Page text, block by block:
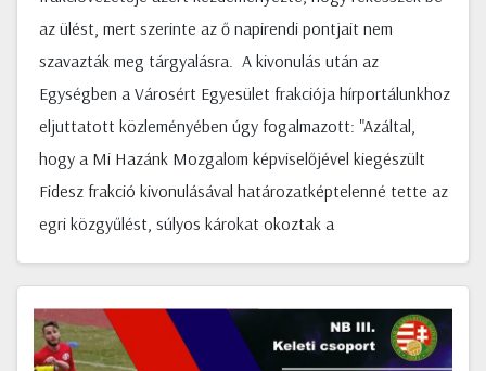
az ülést, mert szerinte az ő napirendi pontjait nem
szavazták meg tárgyalásra. A kivonulás után az
Egységben a Városért Egyesület frakciója hírportálunkhoz
eljuttatott közleményében úgy fogalmazott: "Azáltal,
hogy a Mi Hazánk Mozgalom képviselőjével kiegészült
Fidesz frakció kivonulásával határozatképtelenné tette az
egri közgyűlést, súlyos károkat okoztak a